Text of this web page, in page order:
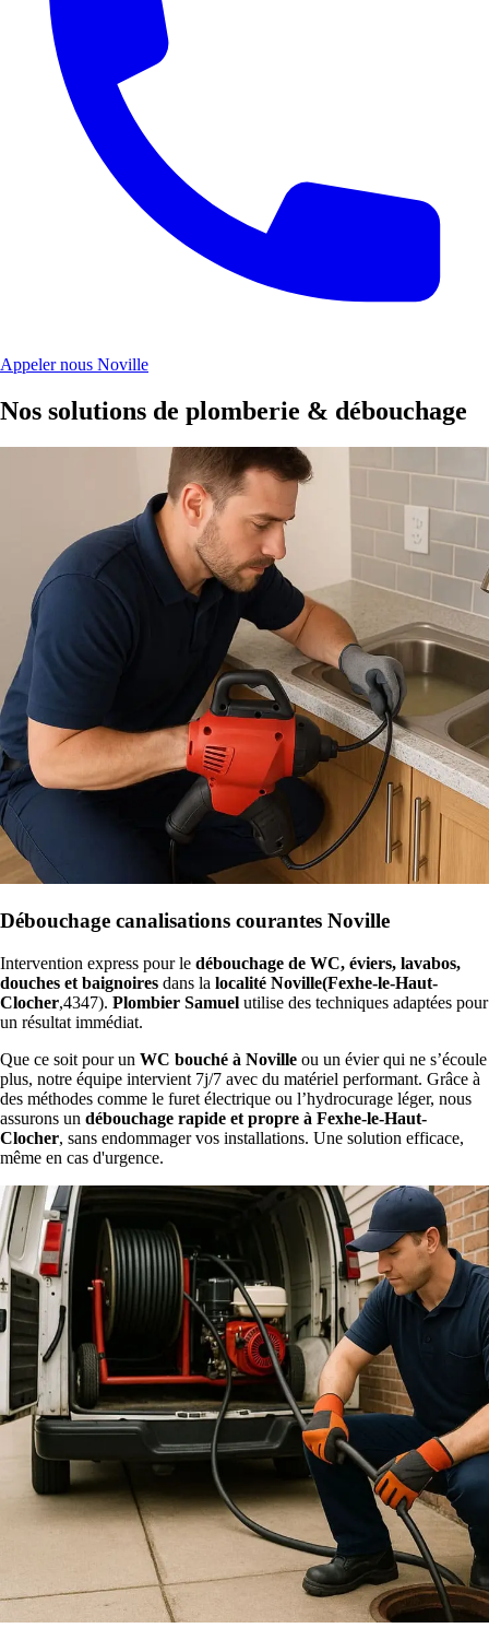
Appeler nous Noville
Nos solutions de plomberie & débouchage
Débouchage canalisations courantes Noville
Intervention express pour le débouchage de WC, éviers, lavabos,
douches et baignoires dans la localité Noville(Fexhe-le-Haut-
Clocher,4347). Plombier Samuel utilise des techniques adaptées pour
un résultat immédiat.
Que ce soit pour un WC bouché à Noville ou un évier qui ne s’écoule
plus, notre équipe intervient 7j/7 avec du matériel performant. Grâce à
des méthodes comme le furet électrique ou l’hydrocurage léger, nous
assurons un débouchage rapide et propre à Fexhe-le-Haut-
Clocher, sans endommager vos installations. Une solution efficace,
même en cas d'urgence.